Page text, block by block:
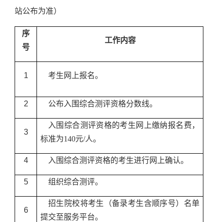
站公布为准）
序
号
工作内容
1 考生网上报名。
2 公布入围综合测评资格分数线。
3
入围综合测评资格的考生网上缴纳报名费，
标准为140元/人。
4 入围综合测评资格的考生进行网上确认。
5 组织综合测评。
6
招生院校将考生（备录考生含顺序号）名单
提交至服务平台。